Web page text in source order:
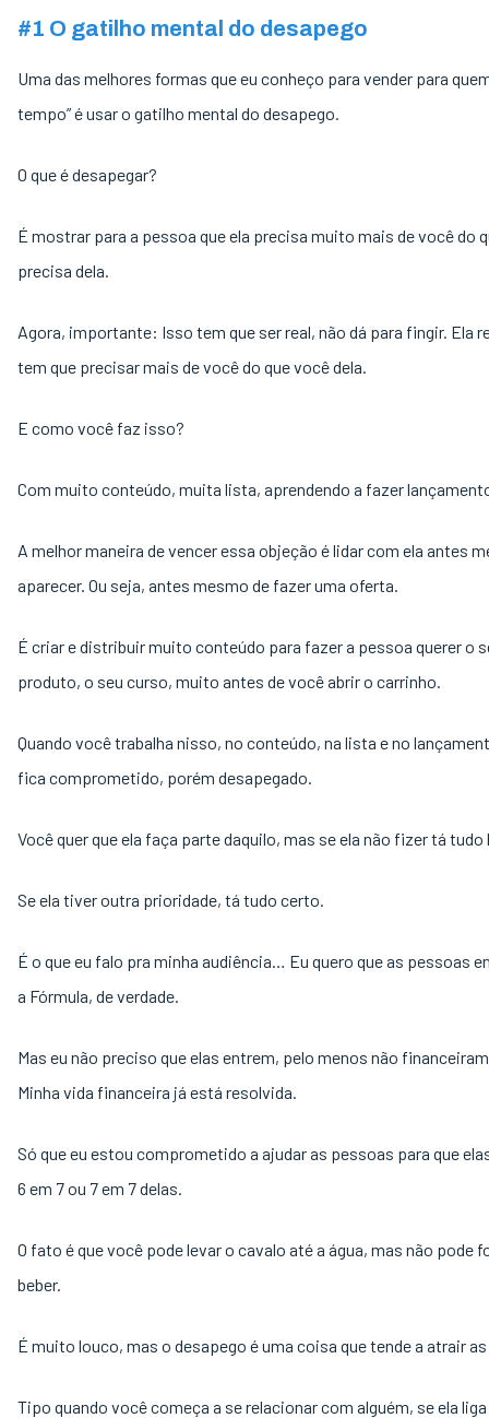
#1 O gatilho mental do desapego
Uma das melhores formas que eu conheço para vender para
tempo” é usar o gatilho mental do desapego.
O que é desapegar?
É mostrar para a pessoa que ela precisa muito mais de você do
precisa dela.
Agora, importante: Isso tem que ser real, não dá para fingir. Ela
tem que precisar mais de você do que você dela.
E como você faz isso?
Com muito conteúdo, muita lista, aprendendo a fazer
A melhor maneira de vencer essa objeção é lidar com ela antes
aparecer. Ou seja, antes mesmo de fazer uma oferta.
É criar e distribuir muito conteúdo para fazer a pessoa querer o
produto, o seu curso, muito antes de você abrir o carrinho.
Quando você trabalha nisso, no conteúdo, na lista e no
fica comprometido, porém desapegado.
Você quer que ela faça parte daquilo, mas se ela não fizer tá
Se ela tiver outra prioridade, tá tudo certo.
É o que eu falo pra minha audiência… Eu quero que as pessoas
a Fórmula, de verdade.
Mas eu não preciso que elas entrem, pelo menos não
Minha vida financeira já está resolvida.
Só que eu estou comprometido a ajudar as pessoas para que
6 em 7 ou 7 em 7 delas.
O fato é que você pode levar o cavalo até a água, mas não pode
beber.
É muito louco, mas o desapego é uma coisa que tende a atrair
Tipo quando você começa a se relacionar com alguém, se ela